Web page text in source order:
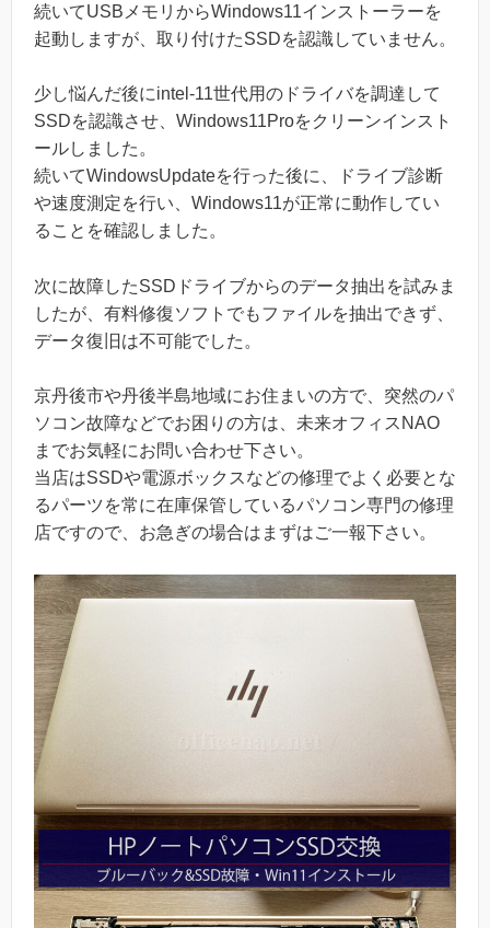
続いてUSBメモリからWindows11インストーラーを
起動しますが、取り付けたSSDを認識していません。
少し悩んだ後にintel-11世代用のドライバを調達して
SSDを認識させ、Windows11Proをクリーンインスト
ールしました。
続いてWindowsUpdateを行った後に、ドライブ診断
や速度測定を行い、Windows11が正常に動作してい
ることを確認しました。
次に故障したSSDドライブからのデータ抽出を試みま
したが、有料修復ソフトでもファイルを抽出できず、
データ復旧は不可能でした。
京丹後市や丹後半島地域にお住まいの方で、突然のパ
ソコン故障などでお困りの方は、未来オフィスNAO
までお気軽にお問い合わせ下さい。
当店はSSDや電源ボックスなどの修理でよく必要とな
るパーツを常に在庫保管しているパソコン専門の修理
店ですので、お急ぎの場合はまずはご一報下さい。